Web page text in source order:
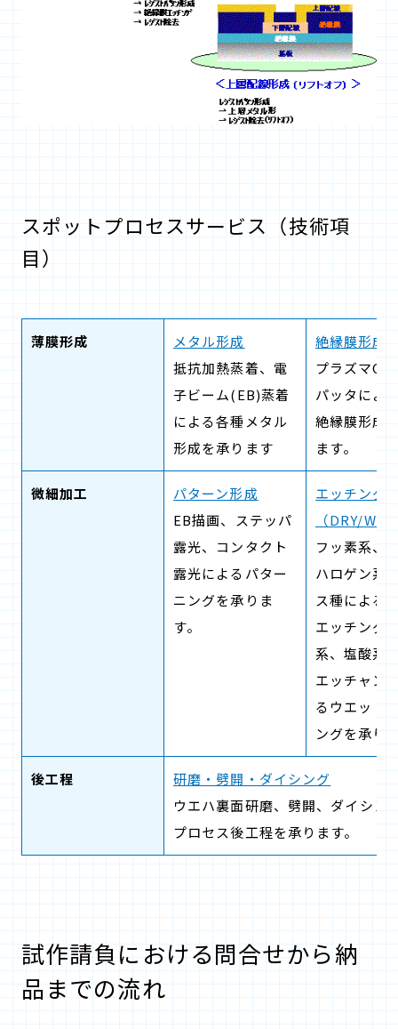
スポットプロセスサービス（技術項
目）
薄膜形成
メタル形成
抵抗加熱蒸着、電
子ビーム(EB)蒸着
による各種メタル
形成を承ります
絶縁膜形成
プラズマ
パッタによ
絶縁膜形成
ます。
微細加工
パターン形成
EB描画、ステッパ
露光、コンタクト
露光によるパター
ニングを承りま
す。
エッチング
（DRY/
フッ素系、
ハロゲン系
ス種による
エッチング
系、塩酸系
エッチャン
るウエット
ングを承り
後工程
研磨・劈開・ダイシング
ウエハ裏面研磨、劈開、ダイシン
プロセス後工程を承ります。
試作請負における問合せから納
品までの流れ